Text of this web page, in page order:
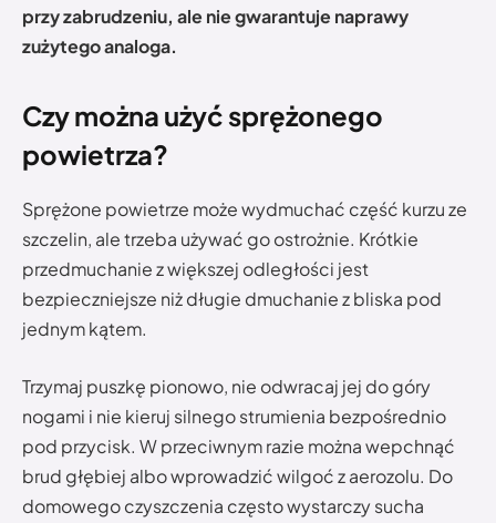
przy zabrudzeniu, ale nie gwarantuje naprawy
zużytego analoga.
Czy można użyć sprężonego
powietrza?
Sprężone powietrze może wydmuchać część kurzu ze
szczelin, ale trzeba używać go ostrożnie. Krótkie
przedmuchanie z większej odległości jest
bezpieczniejsze niż długie dmuchanie z bliska pod
jednym kątem.
Trzymaj puszkę pionowo, nie odwracaj jej do góry
nogami i nie kieruj silnego strumienia bezpośrednio
pod przycisk. W przeciwnym razie można wepchnąć
brud głębiej albo wprowadzić wilgoć z aerozolu. Do
domowego czyszczenia często wystarczy sucha